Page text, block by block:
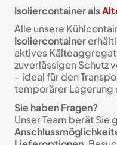
Isoliercontainer als
Alle unsere
Isoliercontainer
aktives
zuverlässigen Schutz
– ideal für den
temporärer Lagerung
Sie haben Fragen?
Unser Team berät Sie